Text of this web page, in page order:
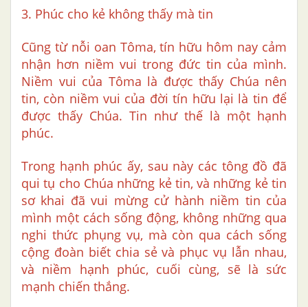
3. Phúc cho kẻ không thấy mà tin
Cũng từ nỗi oan Tôma, tín hữu hôm nay cảm
nhận hơn niềm vui trong đức tin của mình.
Niềm vui của Tôma là được thấy Chúa nên
tin, còn niềm vui của đời tín hữu lại là tin để
được thấy Chúa. Tin như thế là một hạnh
phúc.
Trong hạnh phúc ấy, sau này các tông đồ đã
qui tụ cho Chúa những kẻ tin, và những kẻ tin
sơ khai đã vui mừng cử hành niềm tin của
mình một cách sống động, không những qua
nghi thức phụng vụ, mà còn qua cách sống
cộng đoàn biết chia sẻ và phục vụ lẫn nhau,
và niềm hạnh phúc, cuối cùng, sẽ là sức
mạnh chiến thắng.